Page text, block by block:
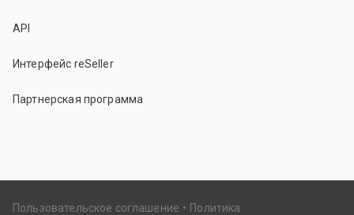
API
Интерфейс reSeller
Партнерская программа
Пользовательское соглашение Политика